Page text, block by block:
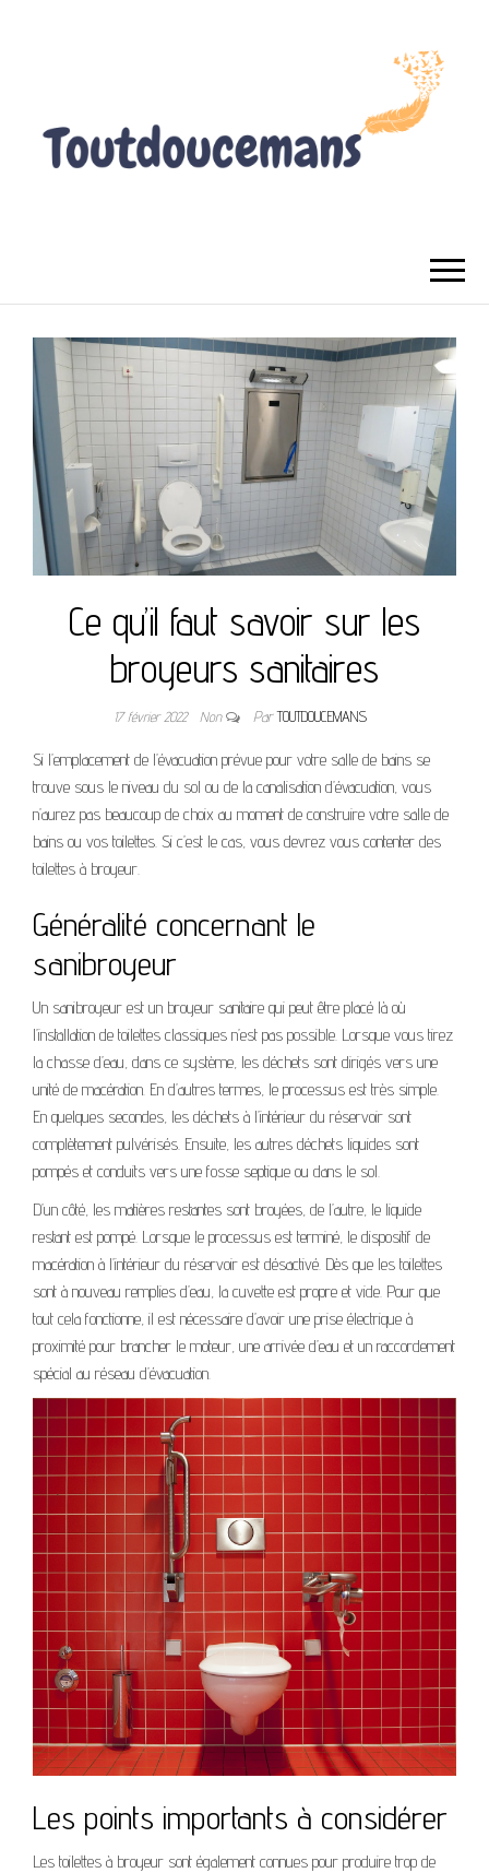
Ce qu’il faut savoir sur les
broyeurs sanitaires
17 février 2022 Non ParTOUTDOUCEMANS
Si l’emplacement de l’évacuation prévue pour votre salle de bains se
trouve sous le niveau du sol ou de la canalisation d’évacuation, vous
n’aurez pas beaucoup de choix au moment de construire votre salle de
bains ou vos toilettes. Si c’est le cas, vous devrez vous contenter des
toilettes à broyeur.
Généralité concernant le
sanibroyeur
Un sanibroyeur est un broyeur sanitaire qui peut être placé là où
l’installation de toilettes classiques n’est pas possible. Lorsque vous tirez
la chasse d’eau, dans ce système, les déchets sont dirigés vers une
unité de macération. En d’autres termes, le processus est très simple.
En quelques secondes, les déchets à l’intérieur du réservoir sont
complètement pulvérisés. Ensuite, les autres déchets liquides sont
pompés et conduits vers une fosse septique ou dans le sol.
D’un côté, les matières restantes sont broyées, de l’autre, le liquide
restant est pompé. Lorsque le processus est terminé, le dispositif de
macération à l’intérieur du réservoir est désactivé. Dès que les toilettes
sont à nouveau remplies d’eau, la cuvette est propre et vide. Pour que
tout cela fonctionne, il est nécessaire d’avoir une prise électrique à
proximité pour brancher le moteur, une arrivée d’eau et un raccordement
spécial au réseau d’évacuation.
Les points importants à considérer
Les toilettes à broyeur sont également connues pour produire trop de